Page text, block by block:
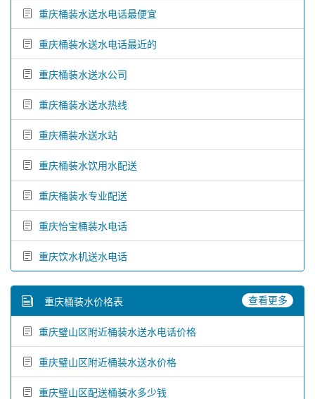
重庆桶装水送水电话最便宜
重庆桶装水送水电话最近的
重庆桶装水送水公司
重庆桶装水送水热线
重庆桶装水送水站
重庆桶装水饮用水配送
重庆桶装水专业配送
重庆怡宝桶装水电话
重庆饮水机送水电话
重庆桶装水价格表 查看更多
重庆璧山区附近桶装水送水电话价格
重庆璧山区附近桶装水送水价格
重庆璧山区配送桶装水多少钱